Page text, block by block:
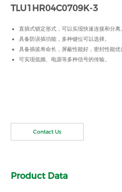
TLU1HR04C0709K-3
直插式锁定形式，可以实现快速连接和分离
具备防误插功能，多种键位可以选择。
具备插拔寿命长，屏蔽性能好，密封性能优
可实现低频、电源等多种信号的传输。
Contact Us
Product Data